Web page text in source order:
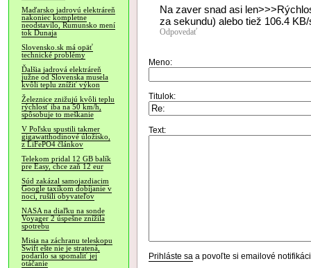
Maďarsko jadrovú elektráreň
nakoniec kompletne
neodstavilo, Rumunsko mení
tok Dunaja
Slovensko.sk má opäť
technické problémy
Ďalšia jadrová elektráreň
južne od Slovenska musela
kvôli teplu znížiť výkon
Železnice znižujú kvôli teplu
rýchlosť iba na 50 km/h,
spôsobuje to meškanie
V Poľsku spustili takmer
gigawatthodinové úložisko,
z LiFePO4 článkov
Telekom pridal 12 GB balík
pre Easy, chce zaň 12 eur
Súd zakázal samojazdiacim
Google taxíkom dobíjanie v
noci, rušili obyvateľov
NASA na diaľku na sonde
Voyager 2 úspešne znížila
spotrebu
Misia na záchranu teleskopu
Swift ešte nie je stratená,
podarilo sa spomaliť jej
otáčanie
Na zaver snad asi
za sekundu) alebo tiež 106.4
Odpovedať
Meno:
Titulok:
Text:
Prihláste sa a povoľte si emailové